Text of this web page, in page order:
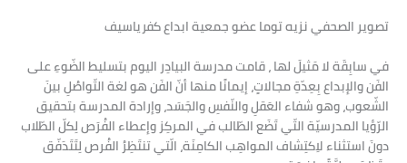
تصوير الصحفي نزيه توما عضو جمعية ابداع كفرياسيف
في سابِقَة لا مَثيلَ لها ، قامت مدرسة البيادِر اليوم بتسليط الضّوءِ على
الفَن والإبداع بِعِدّةِ مجالاتٍ، إيمانًا منها أنّ الفَن هو لغة التّواصُلِ بينَ
الشّعوب، وهو شفاء العَقلِ والنّفسِ والجَسَد، وإرادة المدرسة بتحقيق
الرّؤيا المدرسيّة التّي تَضَع الطّالب في المركِز وإعطاء الفُرَص لِكلّ الطّلاب
دونَ استثناء لاِكتِشاف المواهِب الكامِنَة، الّتي تنتَظِرُ الفُرص لِتَتَدَفّق